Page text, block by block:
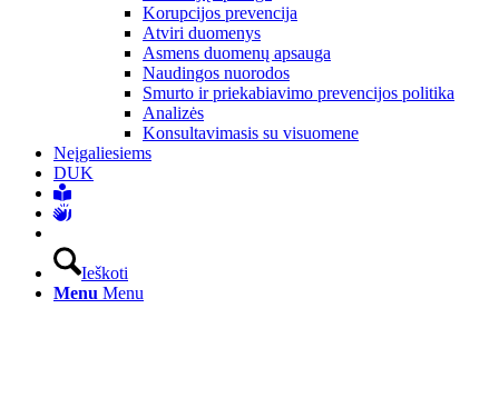
Korupcijos prevencija
Atviri duomenys
Asmens duomenų apsauga
Naudingos nuorodos
Smurto ir priekabiavimo prevencijos politika
Analizės
Konsultavimasis su visuomene
Neįgaliesiems
DUK
Ieškoti
Menu Menu